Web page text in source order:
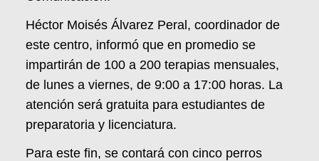
Héctor Moisés Álvarez Peral, coordinador de
este centro, informó que en promedio se
impartirán de 100 a 200 terapias mensuales,
de lunes a viernes, de 9:00 a 17:00 horas. La
atención será gratuita para estudiantes de
preparatoria y licenciatura.
Para este fin, se contará con cinco perros